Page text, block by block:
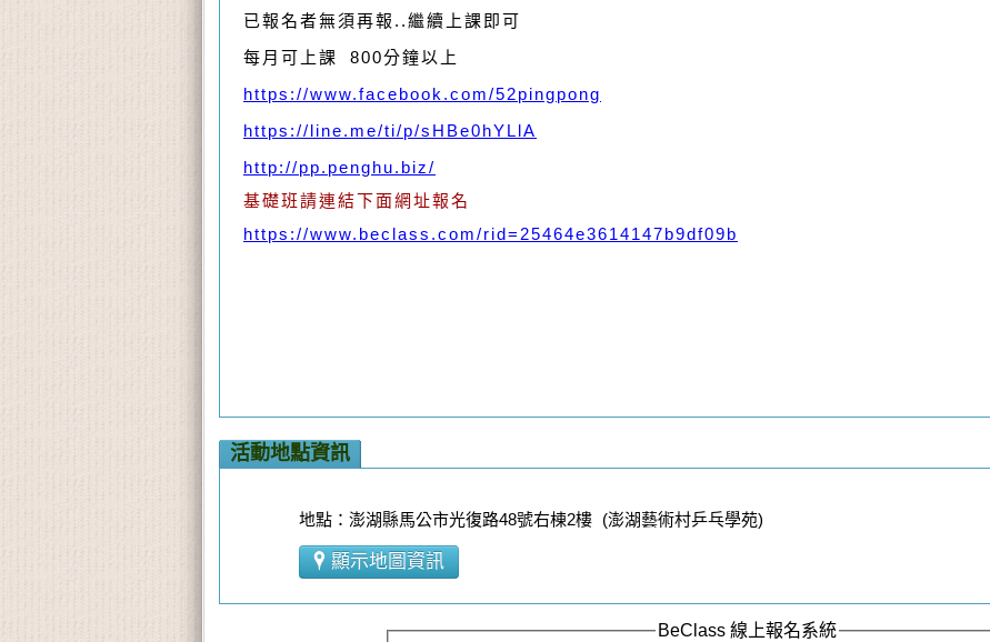
已報名者無須再報..繼續上課即可
每月可上課 800分鐘以上
https://www.facebook.com/52pingpong
https://line.me/ti/p/sHBe0hYLlA
http://pp.penghu.biz/
基礎班請連結下面網址報名
https://www.beclass.com/rid=25464e3614147b9df09b
活動地點資訊
地點：澎湖縣馬公市光復路48號右棟2樓 (澎湖藝術村乒乓學苑)
顯示地圖資訊
BeClass 線上報名系統